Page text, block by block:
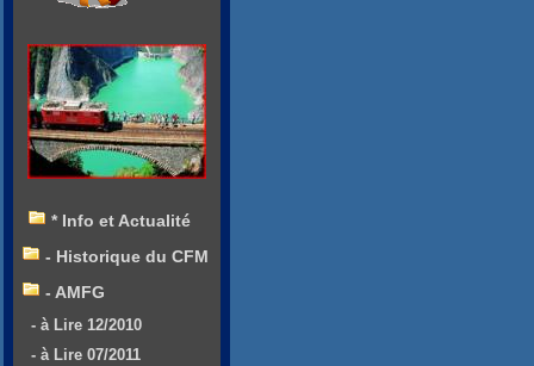
* Info et Actualité
- Historique du CFM
- AMFG
- à Lire 12/2010
- à Lire 07/2011